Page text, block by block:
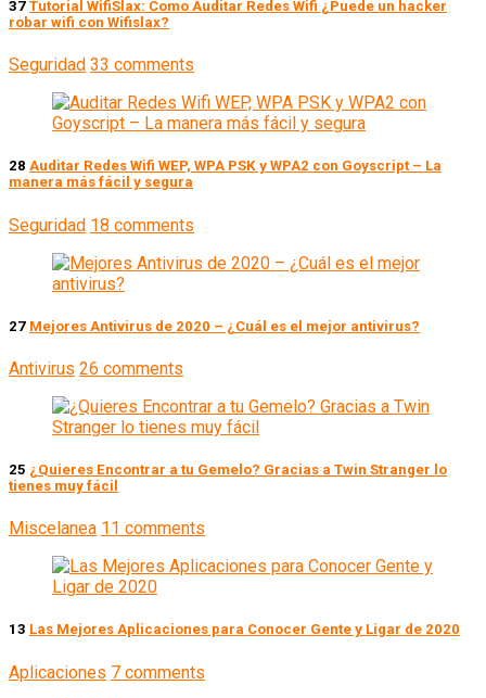
37 Tutorial WifiSlax: Como Auditar Redes Wifi ¿Puede un hacker
robar wifi con Wifislax?
Seguridad 33 comments
28 Auditar Redes Wifi WEP, WPA PSK y WPA2 con Goyscript – La
manera más fácil y segura
Seguridad 18 comments
27 Mejores Antivirus de 2020 – ¿Cuál es el mejor antivirus?
Antivirus 26 comments
25 ¿Quieres Encontrar a tu Gemelo? Gracias a Twin Stranger lo
tienes muy fácil
Miscelanea 11 comments
13 Las Mejores Aplicaciones para Conocer Gente y Ligar de 2020
Aplicaciones 7 comments